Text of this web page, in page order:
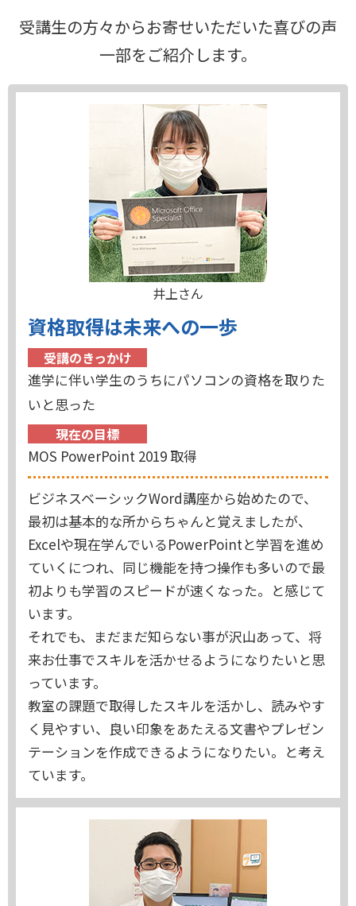
受講生の方々からお寄せいただいた喜びの声
一部をご紹介します。
井上さん
資格取得は未来への一歩
受講のきっかけ
進学に伴い学生のうちにパソコンの資格を取りた
いと思った
現在の目標
MOS PowerPoint 2019 取得
ビジネスベーシックWord講座から始めたので、
最初は基本的な所からちゃんと覚えましたが、
Excelや現在学んでいるPowerPointと学習を進め
ていくにつれ、同じ機能を持つ操作も多いので最
初よりも学習のスピードが速くなった。と感じて
います。
それでも、まだまだ知らない事が沢山あって、将
来お仕事でスキルを活かせるようになりたいと思
っています。
教室の課題で取得したスキルを活かし、読みやす
く見やすい、良い印象をあたえる文書やプレゼン
テーションを作成できるようになりたい。と考え
ています。